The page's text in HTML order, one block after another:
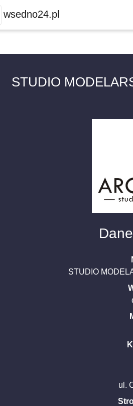
wsedno24.pl
STUDIO
STUDIO
ul.